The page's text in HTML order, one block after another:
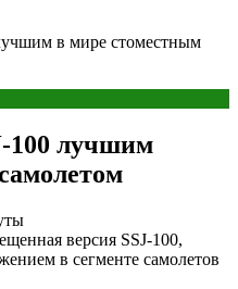
в мире стоместным
100 лучшим
версия SSJ-100,
в сегменте самолетов